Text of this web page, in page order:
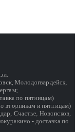
Молодогвардейск,
по пятницам)
вторникам и пятницам)
Счастье, Новопсков,
- доставка по